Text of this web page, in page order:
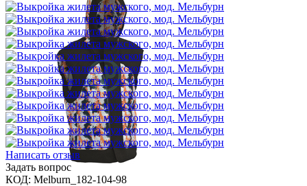
Написать отзыв
Задать вопрос
КОД: Melburn_182-104-98